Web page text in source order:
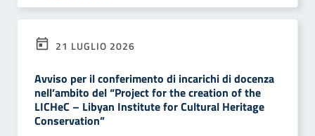
21 LUGLIO 2026
Avviso per il conferimento di incarichi di docenza
nell’ambito del “Project for the creation of the
LICHeC – Libyan Institute for Cultural Heritage
Conservation”